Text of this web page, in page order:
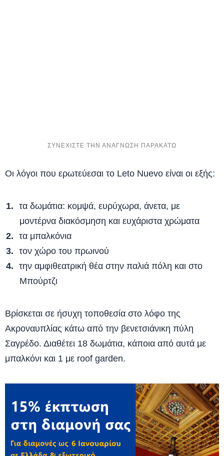
Οι λόγοι που ερωτεύεσαι το Leto Nuevo είναι οι εξής:
τα δωμάτια: κομψά, ευρύχωρα, άνετα, με
μοντέρνα διακόσμηση και ευχάριστα χρώματα
τα μπαλκόνια
τον χώρο του πρωινού
την αμφιθεατρική θέα στην παλιά πόλη και στο
Μπούρτζι
Βρίσκεται σε ήσυχη τοποθεσία στο λόφο της
Ακροναυπλίας κάτω από την βενετσιάνικη πύλη
Σαγρέδο. Διαθέτει 18 δωμάτια, κάποια από αυτά με
μπαλκόνι και 1 με roof garden.